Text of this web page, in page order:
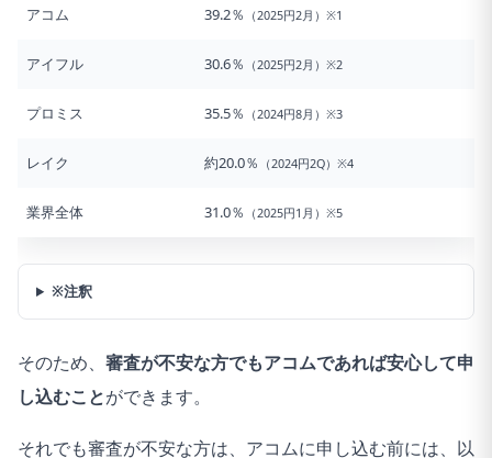
アコム 39.2％ （2025円2月）※1
アイフル 30.6％ （2025円2月）※2
プロミス 35.5％ （2024円8月）※3
レイク 約20.0％ （2024円2Q）※4
業界全体 31.0％ （2025円1月）※5
※注釈
そのため、 審査が不安な方でもアコムであれば安心して申
し込むことができます。
それでも審査が不安な方は、アコムに申し込む前には、以